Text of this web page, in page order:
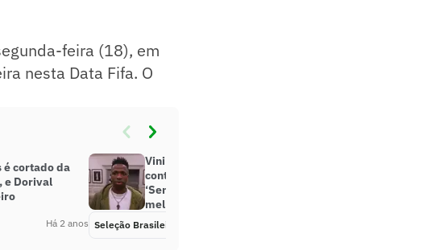
feira (18), em
nesta Data Fifa. O
é cortado da
e Dorival
Há 2 anos
Vini Jr aprova jogos da Seleção
contra Inglaterra e Espanha:
‘Sempre bom jogar contra os
melhores’
Seleção Brasileira